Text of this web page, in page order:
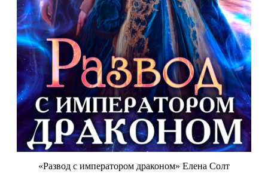
«Развод с императором драконом» Елена Солт